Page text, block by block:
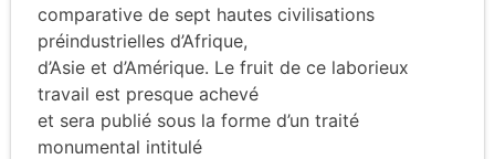
comparative de sept hautes civilisations
préindustrielles d’Afrique,
d’Asie et d’Amérique. Le fruit de ce laborieux
travail est presque achevé
et sera publié sous la forme d’un traité
monumental intitulé